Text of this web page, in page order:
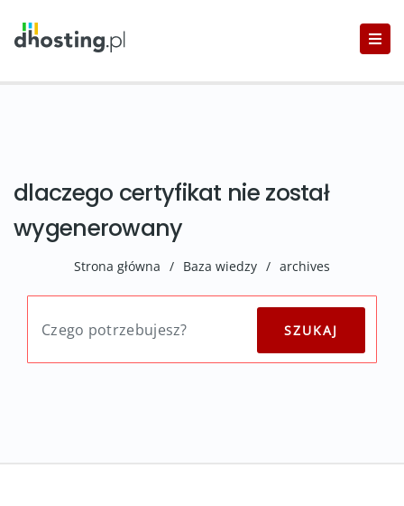
dlaczego certyfikat nie został
wygenerowany
Strona główna / Baza wiedzy / archives